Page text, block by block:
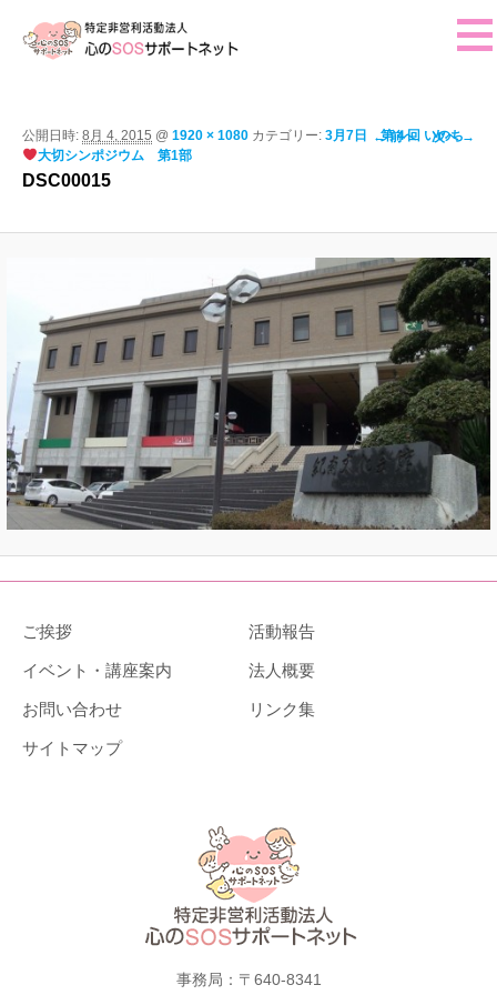
ご挨拶
活動報告
画像ナビゲー
← 前へ 次へ →
DSC00015
公開日時: 8月 4, 2015 @ 1920 × 1080 カテゴリー: 3月7日 第４回 いのち
大切シンポジウム 第1部
ご挨拶 活動報告
イベント・講座案内 法人概要
お問い合わせ リンク集
サイトマップ
事務局：〒640-8341